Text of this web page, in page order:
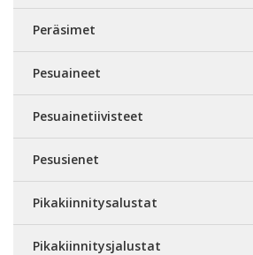
Peräsimet
Pesuaineet
Pesuainetiivisteet
Pesusienet
Pikakiinnitysalustat
Pikakiinnitysjalustat